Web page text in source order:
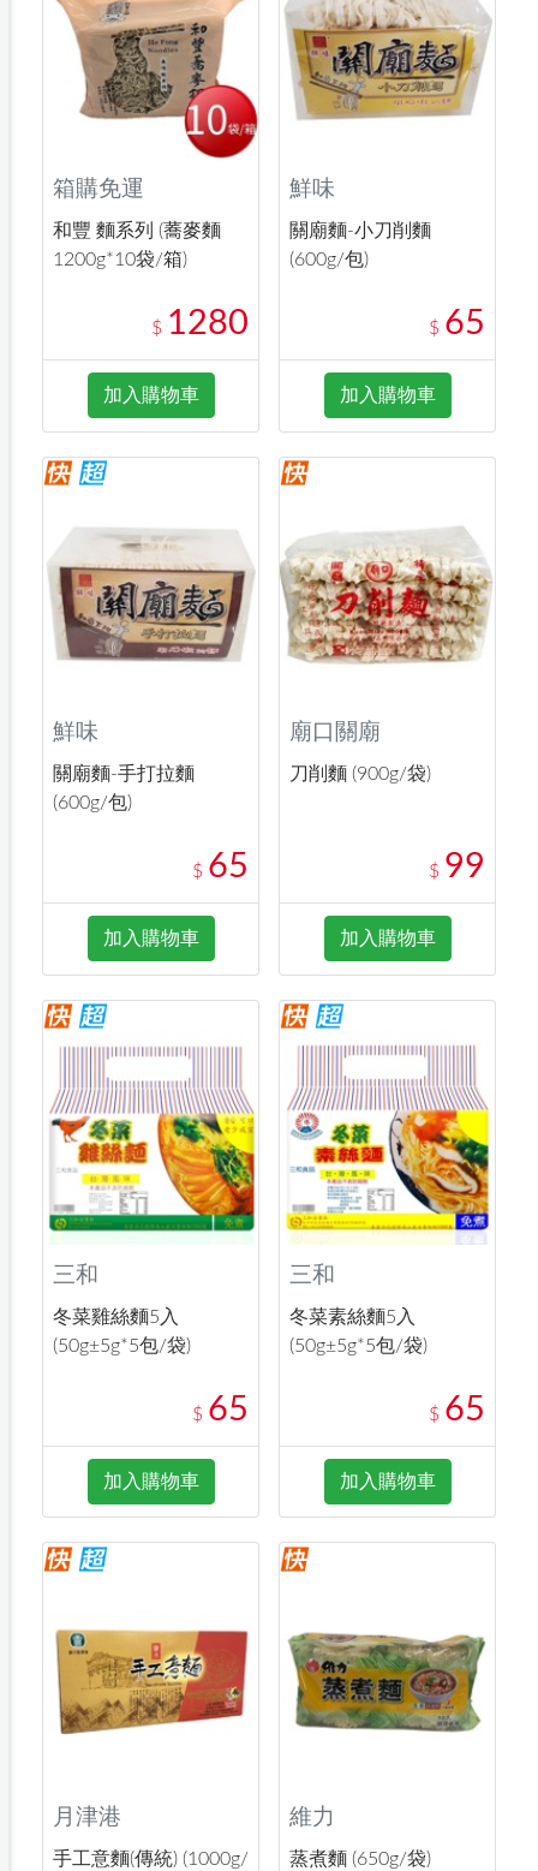
箱購免運
和豐 麵系列 (蕎麥麵
1200g*10袋/箱)
$ 1280
加入購物車
鮮味
關廟麵-小刀削麵
(600g/包)
$ 65
加入購物車
鮮味
關廟麵-手打拉麵
(600g/包)
$ 65
加入購物車
廟口關廟
刀削麵 (900g/袋)
$ 99
加入購物車
三和
冬菜雞絲麵5入
(50g±5g*5包/袋)
$ 65
加入購物車
三和
冬菜素絲麵5入
(50g±5g*5包/袋)
$ 65
加入購物車
月津港
手工意麵(傳統) (1000g/
維力
蒸煮麵 (650g/袋)